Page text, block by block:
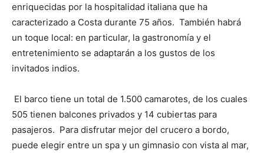
enriquecidas por la hospitalidad italiana que ha
caracterizado a Costa durante 75 años. También habrá
un toque local: en particular, la gastronomía y el
entretenimiento se adaptarán a los gustos de los
invitados indios.
El barco tiene un total de 1.500 camarotes, de los cuales
505 tienen balcones privados y 14 cubiertas para
pasajeros. Para disfrutar mejor del crucero a bordo,
puede elegir entre un spa y un gimnasio con vista al mar,